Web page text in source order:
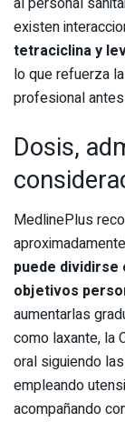
existen
tetraciclina y
lo que refuerza
profesional
Dosis,
MedlinePlus
aproximadamente
puede dividirse
objetivos
aumentarlas
como laxante, la
oral siguiendo
empleando
acompañando